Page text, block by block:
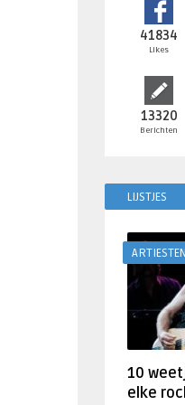
41834
Likes
13320
Berichten
LIJSTJES
ARTIESTEN
10
elke